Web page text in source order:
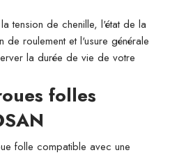
tension de chenille, l'état de la
de roulement et l'usure générale
la durée de vie de votre
folles
folle compatible avec une